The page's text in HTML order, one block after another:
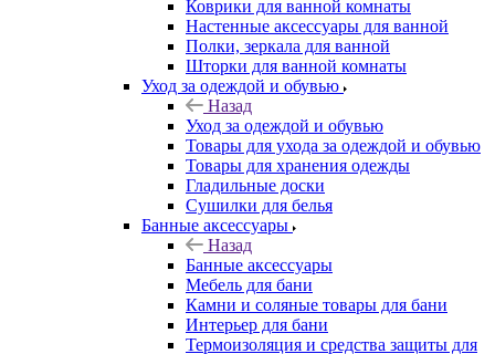
Коврики для ванной комнаты
Настенные аксессуары для ванной
Полки, зеркала для ванной
Шторки для ванной комнаты
Уход за одеждой и обувью
Назад
Уход за одеждой и обувью
Товары для ухода за одеждой и обувью
Товары для хранения одежды
Гладильные доски
Сушилки для белья
Банные аксессуары
Назад
Банные аксессуары
Мебель для бани
Камни и соляные товары для бани
Интерьер для бани
Термоизоляция и средства защиты для